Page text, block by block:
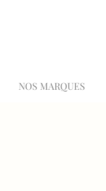
NOS MARQUES